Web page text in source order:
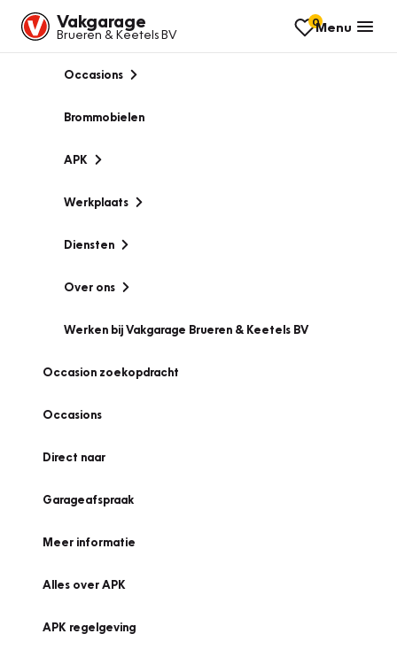
Vakgarage
Brueren & Keetels BV
0Menu
Occasions
Brommobielen
APK
Werkplaats
Diensten
Over ons
Werken bij Vakgarage Brueren & Keetels BV
Occasion zoekopdracht
Occasions
Direct naar
Garageafspraak
Meer informatie
Alles over APK
APK regelgeving